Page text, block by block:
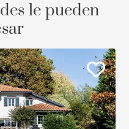
le pueden